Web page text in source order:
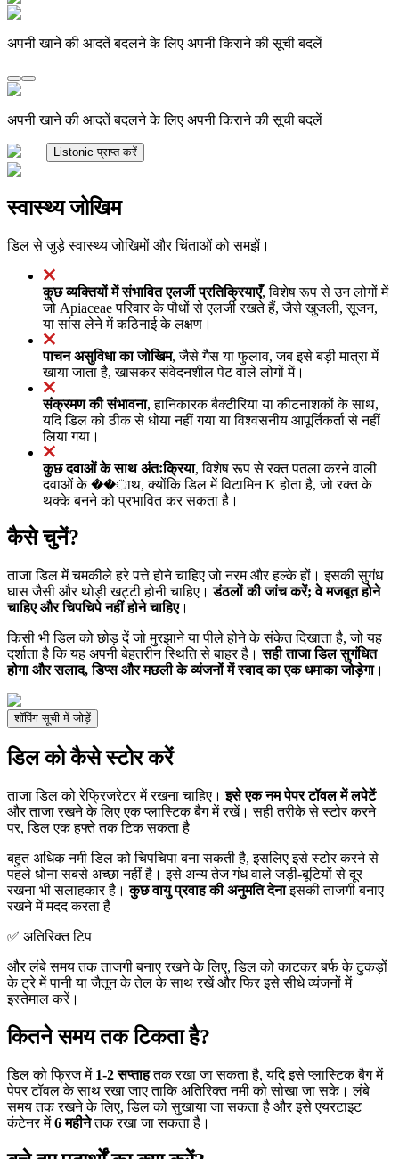
अपनी खाने की आदतें बदलने के लिए अपनी किराने की सूची बदलें
अपनी खाने की आदतें बदलने के लिए अपनी किराने की सूची बदलें
Listonic प्राप्त करें
स्वास्थ्य जोखिम
डिल से जुड़े स्वास्थ्य जोखिमों और चिंताओं को समझें।
कुछ व्यक्तियों में संभावित एलर्जी प्रतिक्रियाएँ, विशेष रूप से उन लोगों में
जो Apiaceae परिवार के पौधों से एलर्जी रखते हैं, जैसे खुजली, सूजन,
या सांस लेने में कठिनाई के लक्षण।
पाचन असुविधा का जोखिम, जैसे गैस या फुलाव, जब इसे बड़ी मात्रा में
खाया जाता है, खासकर संवेदनशील पेट वाले लोगों में।
संक्रमण की संभावना, हानिकारक बैक्टीरिया या कीटनाशकों के साथ,
यदि डिल को ठीक से धोया नहीं गया या विश्वसनीय आपूर्तिकर्ता से नहीं
लिया गया।
कुछ दवाओं के साथ अंतःक्रिया, विशेष रूप से रक्त पतला करने वाली
दवाओं के ��ाथ, क्योंकि डिल में विटामिन K होता है, जो रक्त के
थक्के बनने को प्रभावित कर सकता है।
कैसे चुनें?
ताजा डिल में चमकीले हरे पत्ते होने चाहिए जो नरम और हल्के हों। इसकी सुगंध
घास जैसी और थोड़ी खट्टी होनी चाहिए।डंठलों की जांच करें; वे मजबूत होने
चाहिए और चिपचिपे नहीं होने चाहिए।
किसी भी डिल को छोड़ दें जो मुरझाने या पीले होने के संकेत दिखाता है, जो यह
दर्शाता है कि यह अपनी बेहतरीन स्थिति से बाहर है।सही ताजा डिल सुगंधित
होगा और सलाद, डिप्स और मछली के व्यंजनों में स्वाद का एक धमाका जोड़ेगा।
शॉपिंग सूची में जोड़ें
डिल को कैसे स्टोर करें
ताजा डिल को रेफ्रिजरेटर में रखना चाहिए।इसे एक नम पेपर टॉवल में लपेटें
और ताजा रखने के लिए एक प्लास्टिक बैग में रखें। सही तरीके से स्टोर करने
पर, डिल एक हफ्ते तक टिक सकता है
बहुत अधिक नमी डिल को चिपचिपा बना सकती है, इसलिए इसे स्टोर करने से
पहले धोना सबसे अच्छा नहीं है। इसे अन्य तेज गंध वाले जड़ी-बूटियों से दूर
रखना भी सलाहकार है।कुछ वायु प्रवाह की अनुमति देनाइसकी ताजगी बनाए
रखने में मदद करता है
✅ अतिरिक्त टिप
और लंबे समय तक ताजगी बनाए रखने के लिए, डिल को काटकर बर्फ के टुकड़ों
के ट्रे में पानी या जैतून के तेल के साथ रखें और फिर इसे सीधे व्यंजनों में
इस्तेमाल करें।
कितने समय तक टिकता है?
डिल को फ्रिज में 1-2 सप्ताहतक रखा जा सकता है, यदि इसे प्लास्टिक बैग में
पेपर टॉवल के साथ रखा जाए ताकि अतिरिक्त नमी को सोखा जा सके। लंबे
समय तक रखने के लिए, डिल को सुखाया जा सकता है और इसे एयरटाइट
कंटेनर में6 महीनेतक रखा जा सकता है।